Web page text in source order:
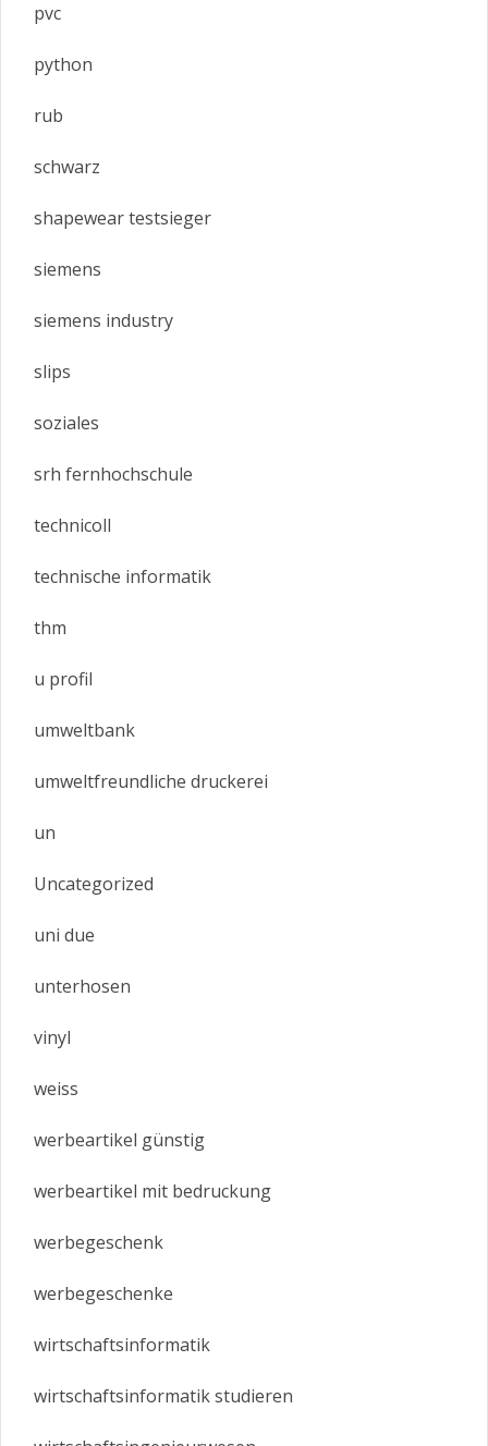
pvc
python
rub
schwarz
shapewear testsieger
siemens
siemens industry
slips
soziales
srh fernhochschule
technicoll
technische informatik
thm
u profil
umweltbank
umweltfreundliche druckerei
un
Uncategorized
uni due
unterhosen
vinyl
weiss
werbeartikel günstig
werbeartikel mit bedruckung
werbegeschenk
werbegeschenke
wirtschaftsinformatik
wirtschaftsinformatik studieren